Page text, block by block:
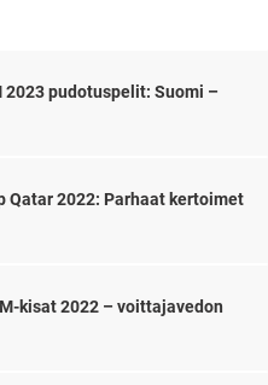
2023 pudotuspelit: Suomi –
Qatar 2022: Parhaat kertoimet
kisat 2022 – voittajavedon